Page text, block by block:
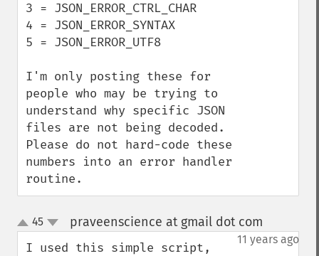
3 = JSON_ERROR_CTRL_CHAR
4 = JSON_ERROR_SYNTAX
5 = JSON_ERROR_UTF8
I'm only posting these for
people who may be trying to
understand why specific JSON
files are not being decoded.
Please do not hard-code these
numbers into an error handler
routine.
up
down
45 praveenscience at gmail dot com
11 years ago
I used this simple script,